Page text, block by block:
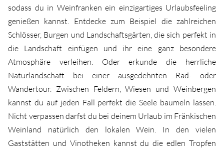
sodass du in Weinfranken ein einzigartiges Urlaubsfeeling
genießen kannst. Entdecke zum Beispiel die zahlreichen
Schlösser, Burgen und Landschaftsgärten, die sich perfekt in
die Landschaft einfügen und ihr eine ganz besondere
Atmosphäre verleihen. Oder erkunde die herrliche
Naturlandschaft bei einer ausgedehnten Rad- oder
Wandertour. Zwischen Feldern, Wiesen und Weinbergen
kannst du auf jeden Fall perfekt die Seele baumeln lassen.
Nicht verpassen darfst du bei deinem Urlaub im Fränkischen
Weinland natürlich den lokalen Wein. In den vielen
Gaststätten und Vinotheken kannst du die edlen Tropfen